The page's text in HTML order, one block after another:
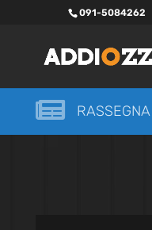
091-5084262
